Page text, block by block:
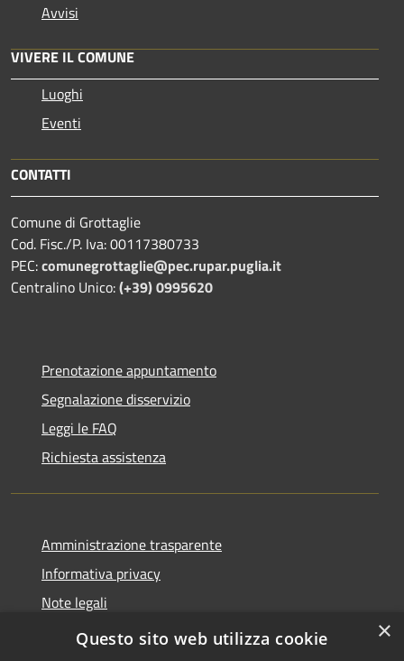
Avvisi
VIVERE IL COMUNE
Luoghi
Eventi
CONTATTI
Comune di Grottaglie
Cod. Fisc./P. Iva: 00117380733
PEC:comunegrottaglie@pec.rupar.puglia.it
Centralino Unico:(+39) 0995620
Prenotazione appuntamento
Segnalazione disservizio
Leggi le FAQ
Richiesta assistenza
Amministrazione trasparente
Informativa privacy
Note legali
Dichiarazione di accessibilità
×
Questo sito web utilizza cookie